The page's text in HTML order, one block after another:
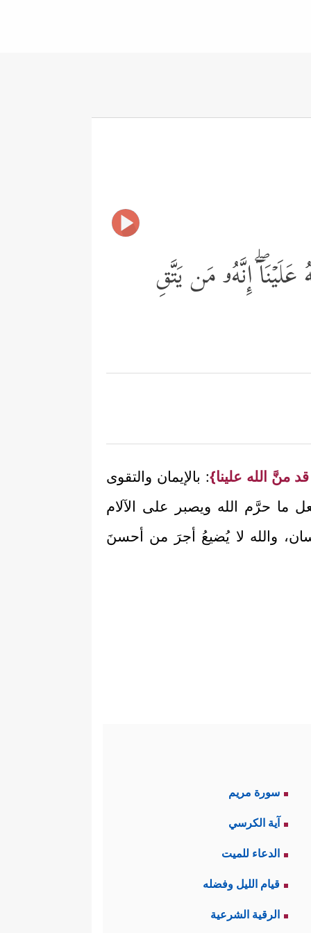
إِنَّهُۥ مَن یَتَّقِ
منَّ الله علينا}: بالإيمان والتقوى
ما حرَّم الله ويصبر على الآلام
والله لا يُضيعُ أجرَ من أحسنَ
سورة مريم
آية الكرسي
الدعاء للميت
قيام الليل وفضله
الرقية الشرعية